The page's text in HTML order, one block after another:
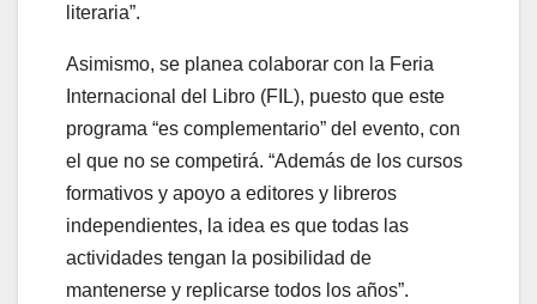
literaria”.
Asimismo, se planea colaborar con la Feria
Internacional del Libro (FIL), puesto que este
programa “es complementario” del evento, con
el que no se competirá. “Además de los cursos
formativos y apoyo a editores y libreros
independientes, la idea es que todas las
actividades tengan la posibilidad de
mantenerse y replicarse todos los años”.